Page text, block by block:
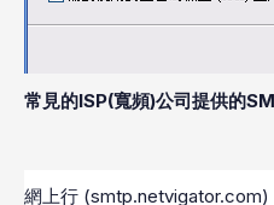
常見的ISP(寬頻)公司提供的
網上行 (smtp.netvigator.com)